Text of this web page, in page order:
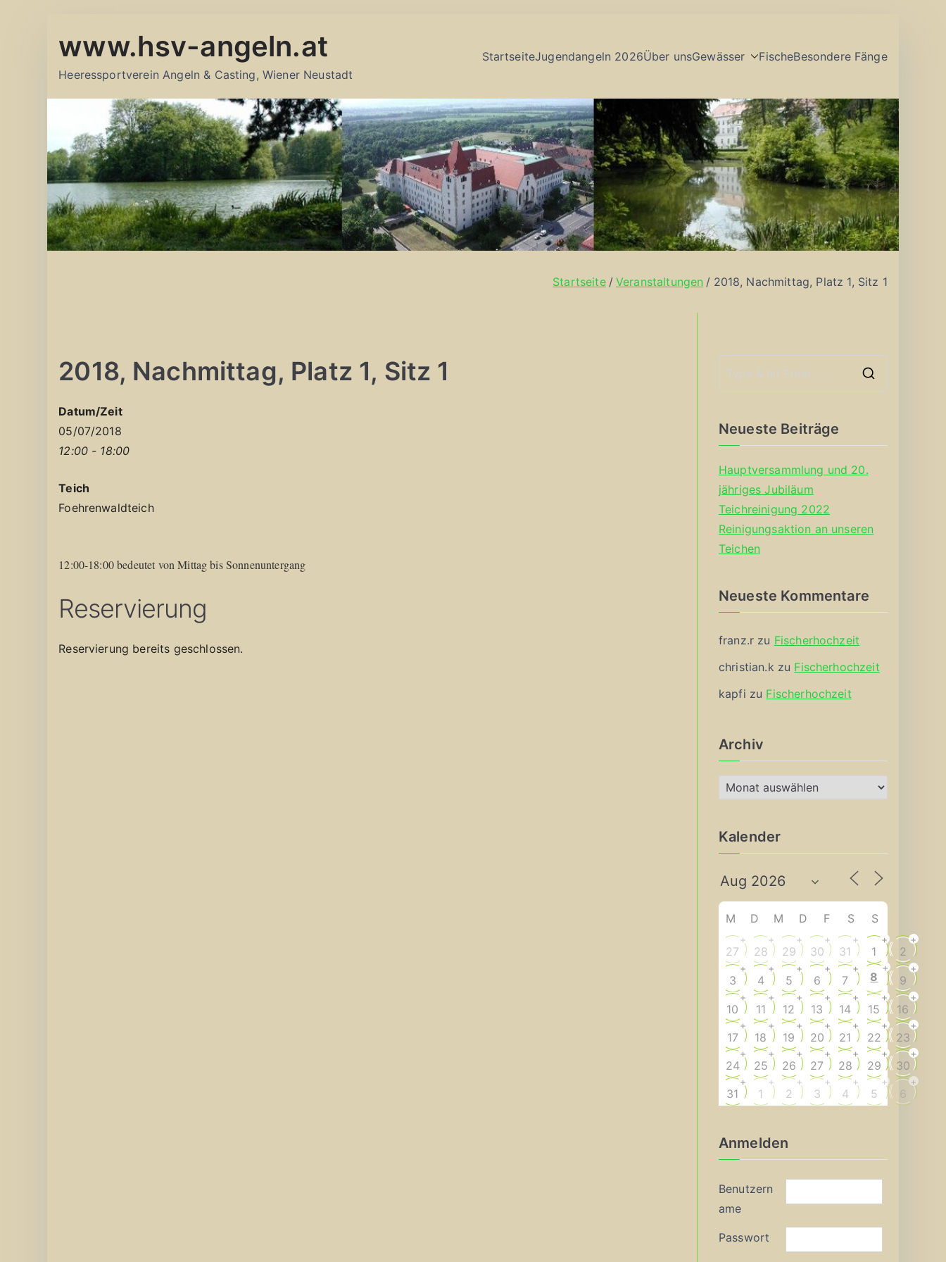
Inhalt
www.hsv-angeln.at
Heeressportverein Angeln & Casting, Wiener Neustadt
StartseiteJugendangeln 2026Über unsGewässer FischeBesondere Fänge
Startseite Veranstaltungen 2018, Nachmittag, Platz 1, Sitz 1
2018, Nachmittag, Platz 1, Sitz 1
Datum/Zeit
05/07/2018
12:00 - 18:00
Teich
Foehrenwaldteich
12:00-18:00 bedeutet von Mittag bis Sonnenuntergang
Reservierung
Reservierung bereits geschlossen.
Neueste Beiträge
Hauptversammlung und 20.
jähriges Jubiläum
Teichreinigung 2022
Reinigungsaktion an unseren
Teichen
Neueste Kommentare
franz.r zu Fischerhochzeit
christian.k zu Fischerhochzeit
kapfi zu Fischerhochzeit
Archiv
r
h
v
Kalender
M D M D F S S
27
+
28
+
29
+
30
+
31
+
1
+
2
+
3
+
4
+
5
+
6
+
7
+
8
+
9
+
10
+
11
+
12
+
13
+
14
+
15
+
16
+
17
+
18
+
19
+
20
+
21
+
22
+
23
+
24
+
25
+
26
+
27
+
28
+
29
+
30
+
31
+
1
+
2
+
3
+
4
+
5
+
6
+
Anmelden
Benutzern
ame
Passwort